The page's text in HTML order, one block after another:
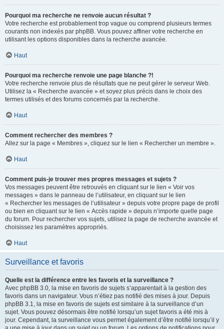
Pourquoi ma recherche ne renvoie aucun résultat ?
Votre recherche est probablement trop vague ou comprend plusieurs termes
courants non indexés par phpBB. Vous pouvez affiner votre recherche en
utilisant les options disponibles dans la recherche avancée.
Haut
Pourquoi ma recherche renvoie une page blanche ?!
Votre recherche renvoie plus de résultats que ne peut gérer le serveur Web.
Utilisez la « Recherche avancée » et soyez plus précis dans le choix des
termes utilisés et des forums concernés par la recherche.
Haut
Comment rechercher des membres ?
Allez sur la page « Membres », cliquez sur le lien « Rechercher un membre ».
Haut
Comment puis-je trouver mes propres messages et sujets ?
Vos messages peuvent être retrouvés en cliquant sur le lien « Voir vos
messages » dans le panneau de l’utilisateur, en cliquant sur le lien
« Rechercher les messages de l’utilisateur » depuis votre propre page de profil
ou bien en cliquant sur le lien « Accès rapide » depuis n’importe quelle page
du forum. Pour rechercher vos sujets, utilisez la page de recherche avancée et
choisissez les paramètres appropriés.
Haut
Surveillance et favoris
Quelle est la différence entre les favoris et la surveillance ?
Avec phpBB 3.0, la mise en favoris de sujets s’apparentait à la gestion des
favoris dans un navigateur. Vous n’étiez pas notifié des mises à jour. Depuis
phpBB 3.1, la mise en favoris de sujets est similaire à la surveillance d’un
sujet. Vous pouvez désormais être notifié lorsqu’un sujet favoris a été mis à
jour. Cependant, la surveillance vous permet également d’être notifié lorsqu’il y